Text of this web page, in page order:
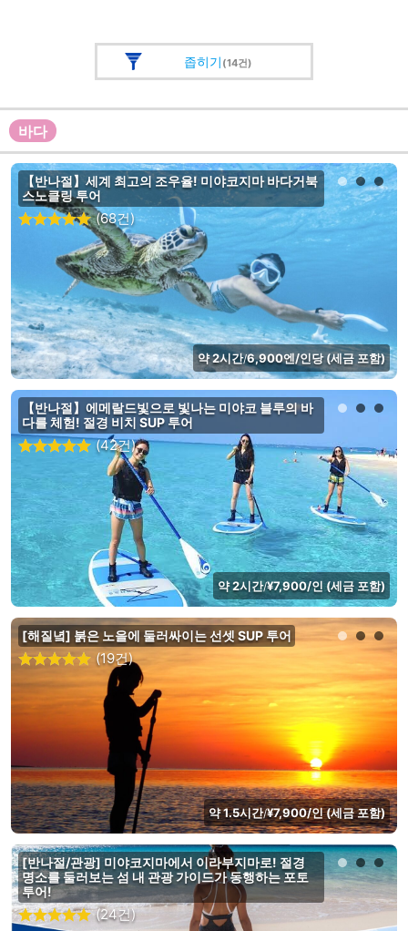
좁히기 (14건)
바다
【반나절】세계 최고의 조우율! 미야코지마 바다거북
스노클링 투어
(68건)
약 2시간/6,900엔/인당 (세금 포함)
【반나절】에메랄드빛으로 빛나는 미야코 블루의 바
다를 체험! 절경 비치 SUP 투어
(42건)
약 2시간/¥7,900/인 (세금 포함)
[해질녘] 붉은 노을에 둘러싸이는 선셋 SUP 투어
(19건)
약 1.5시간/¥7,900/인 (세금 포함)
[반나절/관광] 미야코지마에서 이라부지마로! 절경
명소를 둘러보는 섬 내 관광 가이드가 동행하는 포토
투어!
(24건)